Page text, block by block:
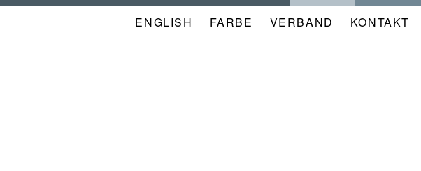
ENGLISH FARBE NAVIGATION
VERBAND KONTAKT